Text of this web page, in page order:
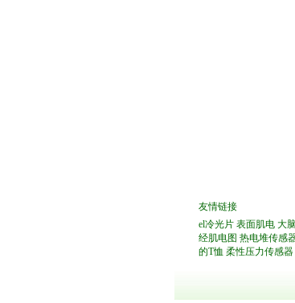
友情链接
el冷光片 表面肌电 大
经肌电图 热电堆传感
的T恤 柔性压力传感器